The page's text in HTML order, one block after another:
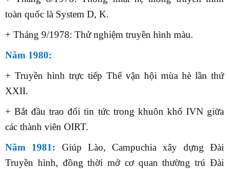
toàn quốc là System D, K.
+ Tháng 9/1978: Thử nghiệm truyền hình màu.
Năm 1980:
+ Truyền hình trực tiếp Thế vận hội mùa hè lần thứ
XXII.
+ Bắt đầu trao đổi tin tức trong khuôn khổ IVN giữa
các thành viên OIRT.
Năm 1981: Giúp Lào, Campuchia xây dựng Đài
Truyền hình, đồng thời mở cơ quan thường trú Đài